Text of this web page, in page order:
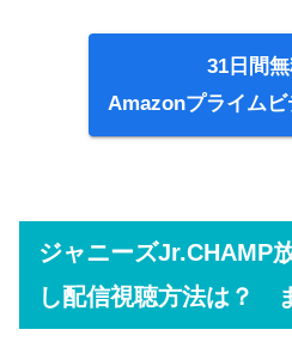
31日間
Amazonプライム
ジャニーズJr.CHAMP
し配信視聴方法は？